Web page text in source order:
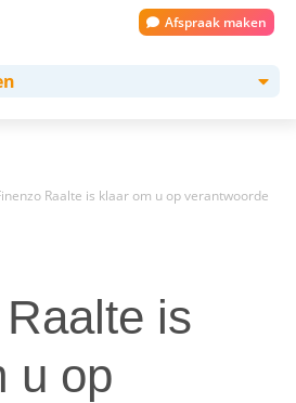
Afspraak maken
Raalte is klaar om u op verantwoorde
is
u op